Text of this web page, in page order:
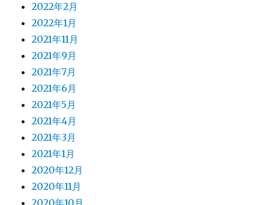
2022年2月
2022年1月
2021年11月
2021年9月
2021年7月
2021年6月
2021年5月
2021年4月
2021年3月
2021年1月
2020年12月
2020年11月